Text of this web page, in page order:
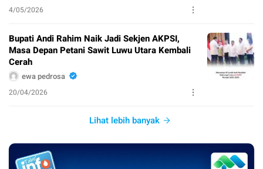
4/05/2026
Bupati Andi Rahim Naik Jadi Sekjen AKPSI,
Masa Depan Petani Sawit Luwu Utara Kembali
Cerah
ewa pedrosa
20/04/2026
Lihat lebih banyak